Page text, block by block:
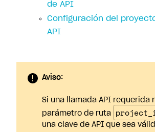
de API
Configuración del
API
Aviso:
Si una llamada API requerida
parámetro de ruta
una clave de API que sea